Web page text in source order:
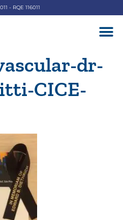
- RQE 116011
dr-
CICE-